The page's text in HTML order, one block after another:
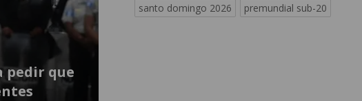
pedir que
santo domingo 2026
premundial sub-20